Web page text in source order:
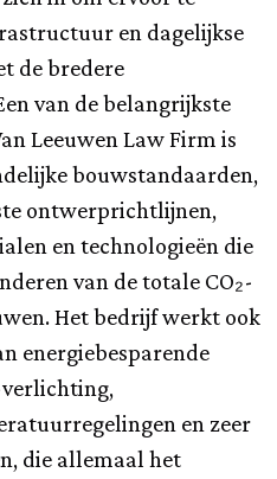
en dagelijkse
de bredere
van de belangrijkste
Leeuwen Law Firm is
bouwstandaarden,
ontwerprichtlijnen,
en technologieën die
van de totale CO₂-
Het bedrijf werkt ook
energiebesparende
en zeer
die allemaal het